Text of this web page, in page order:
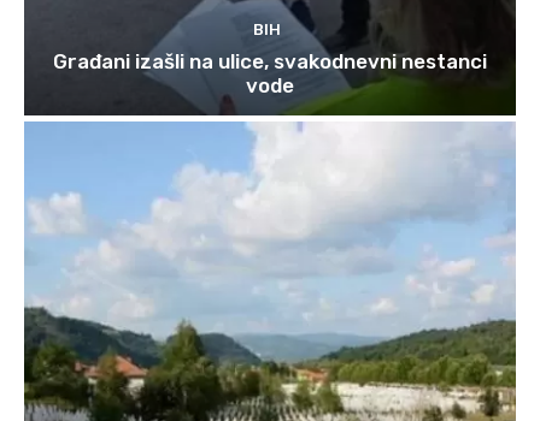
BIH
Građani izašli na ulice, svakodnevni nestanci
vode